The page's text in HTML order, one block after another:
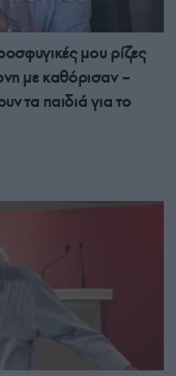
μου ρίζες
με καθόρισαν –
τα παιδιά για το